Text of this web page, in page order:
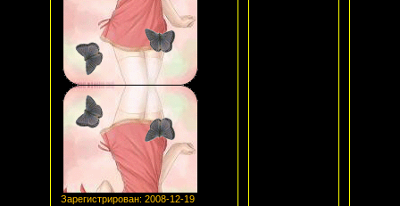
Зарегистрирован: 2008-12-19